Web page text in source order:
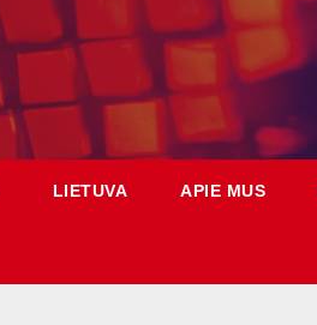
LIETUVA APIE MUS